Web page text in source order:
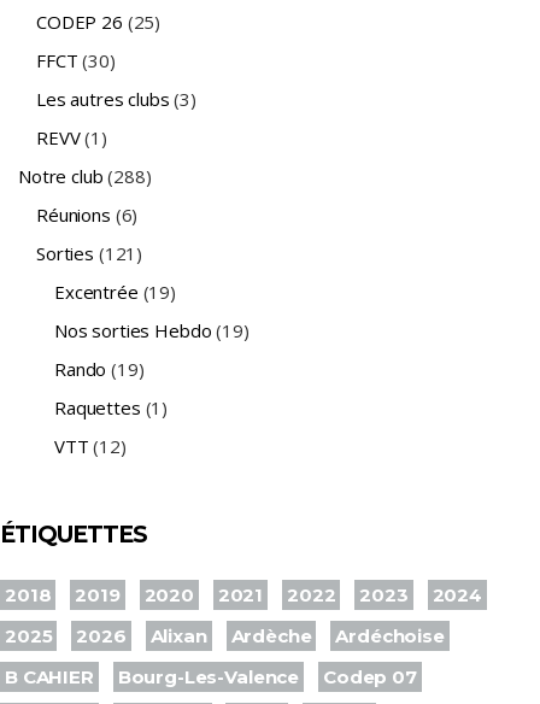
CODEP 26 (25)
FFCT (30)
Les autres clubs (3)
REVV(1)
Notre club (288)
Réunions (6)
Sorties (121)
Excentrée (19)
Nos sorties Hebdo (19)
Rando (19)
Raquettes (1)
VTT (12)
ÉTIQUETTES
2018 2019 2020 2021 2022 2023
2024
2025
2026 Alixan Ardèche
Ardéchoise
B CAHIER
Bourg-Les-Valence
Codep 07